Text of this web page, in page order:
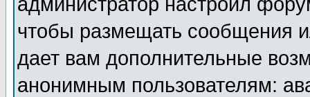
чтобы размещать сообщения
дает вам дополнительные
анонимным пользователям: